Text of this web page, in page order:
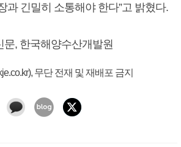
과 긴밀히 소통해야 한다”고 밝혔다.
, 한국해양수산개발원
무단 전재 및 재배포 금지